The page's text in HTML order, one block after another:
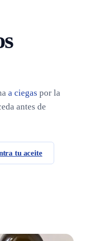
a ciegas por la
antes de
tu aceite